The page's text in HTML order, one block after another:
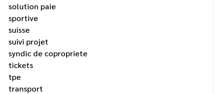
solution paie
sportive
suisse
suivi projet
syndic de copropriete
tickets
tpe
transport